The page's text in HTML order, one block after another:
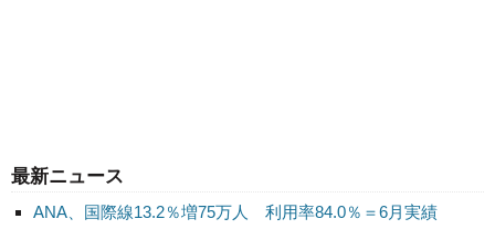
最新ニュース
ANA、国際線13.2％増75万人 利用率84.0％＝6月実績